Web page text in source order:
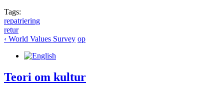
Tags:
repatriering
retur
‹ World Values Survey op
Teori om kultur